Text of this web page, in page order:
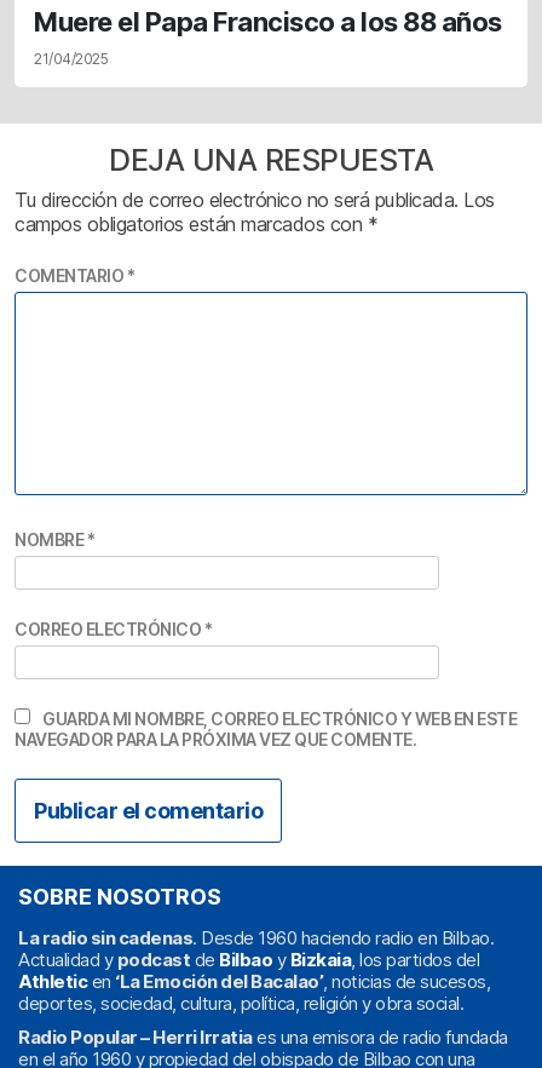
Muere el Papa Francisco a los 88 años
21/04/2025
DEJA UNA RESPUESTA
Tu dirección de correo electrónico no será publicada. Los
campos obligatorios están marcados con *
COMENTARIO *
NOMBRE*
CORREO ELECTRÓNICO *
GUARDA MI NOMBRE, CORREO ELECTRÓNICO Y WEB EN ESTE
NAVEGADOR PARA LA PRÓXIMA VEZ QUE COMENTE.
SOBRE NOSOTROS
La radio sin cadenas. Desde 1960 haciendo radio en Bilbao.
Actualidad y podcast de Bilbao y Bizkaia, los partidos del
Athleticen ‘La Emoción del Bacalao’, noticias de sucesos,
deportes, sociedad, cultura, política, religión y obra social.
Radio Popular – Herri Irratiaes una emisora de radio fundada
en el año 1960 y propiedad del obispado de Bilbao con una